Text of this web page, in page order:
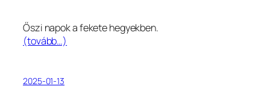
Őszi napok a fekete hegyekben.
(tovább…)
2025-01-13